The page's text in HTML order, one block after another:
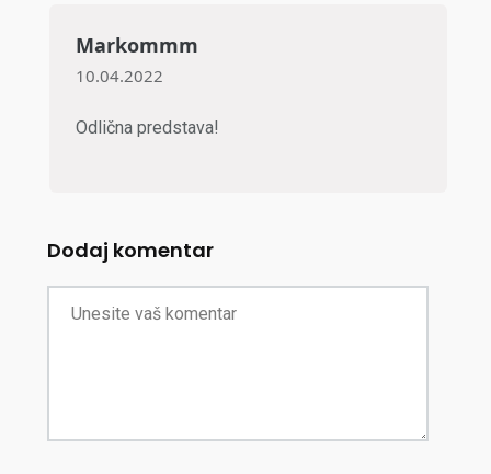
Markommm
10.04.2022
Odlična predstava!
Dodaj komentar